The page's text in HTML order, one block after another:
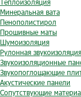
Теплоизоляция
Минеральная вата
Пенополистирол
Прошивные маты
Шумоизоляция
Рулонная звукоизоляция
Звукоизоляционные
Звукопоглощающие
Акустические панели
Сопутствующие